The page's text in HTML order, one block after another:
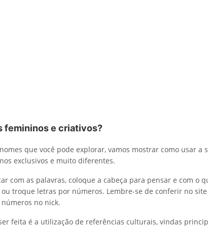
femininos e criativos?
que você pode explorar, vamos mostrar como usar a
exclusivos e muito diferentes.
com as palavras, coloque a cabeça para pensar e com o
troque letras por números. Lembre-se de conferir no
no nick.
feita é a utilização de referências culturais, vindas